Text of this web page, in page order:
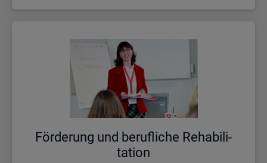
För­de­rung und be­ruf­li­che Re­ha­bi­li­
ta­ti­on